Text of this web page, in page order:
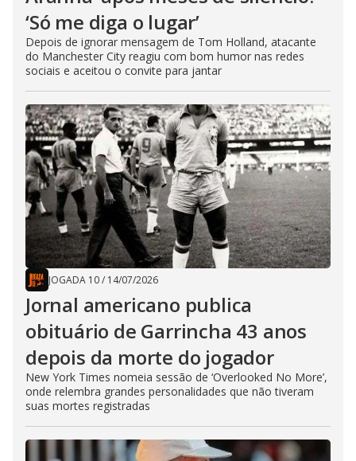
‘Só me diga o lugar’
Depois de ignorar mensagem de Tom Holland, atacante
do Manchester City reagiu com bom humor nas redes
sociais e aceitou o convite para jantar
JOGADA 10/ 14/07/2026
Jornal americano publica
obituário de Garrincha 43 anos
depois da morte do jogador
New York Times nomeia sessão de ‘Overlooked No More’,
onde relembra grandes personalidades que não tiveram
suas mortes registradas